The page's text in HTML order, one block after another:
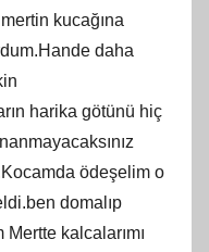
kucağına
daha
harika götünü hiç
ödeşelim o
domalıp
Mertte kalcalarımı